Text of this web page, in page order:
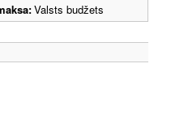
Valsts budžets